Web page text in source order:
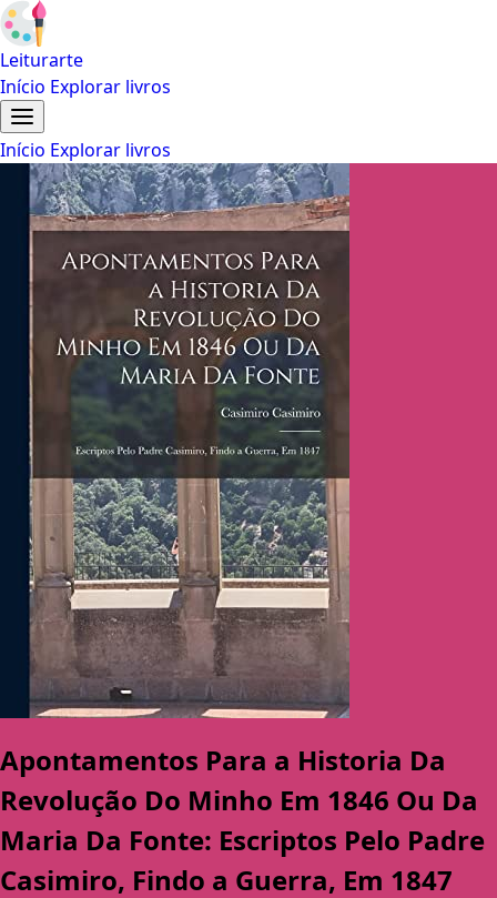
Leiturarte
Início Explorar livros
Início Explorar livros
Apontamentos Para a Historia Da
Revolução Do Minho Em 1846 Ou Da
Maria Da Fonte: Escriptos Pelo Padre
Casimiro, Findo a Guerra, Em 1847